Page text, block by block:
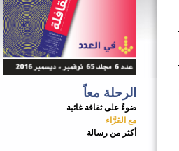
الرحلة معاً
ضوءٌ على ثقافة غائبة
مع القرَّاء
أكثر من رسالة